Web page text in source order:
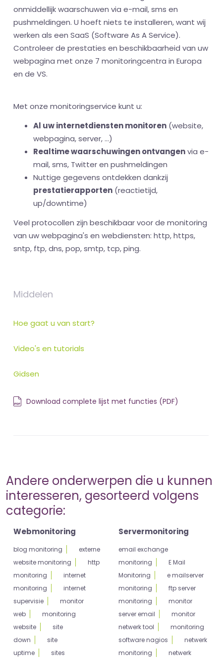
onmiddellijk waarschuwen via e-mail, sms en
pushmeldingen. U hoeft niets te installeren, want wij
werken als een SaaS (Software As A Service).
Controleer de prestaties en beschikbaarheid van uw
webpagina met onze 7 monitoringcentra in Europa
en de VS.
Met onze monitoringservice kunt u:
Al uw internetdiensten monitoren (website,
webpagina, server, ...)
Realtime waarschuwingen ontvangenvia e-
mail, sms, Twitter en pushmeldingen
Nuttige gegevens ontdekken dankzij
prestatierapporten (reactietijd,
up/downtime)
Veel protocollen zijn beschikbaar voor de monitoring
van uw webpagina's en webdiensten: http, https,
sntp, ftp, dns, pop, smtp, tcp, ping.
Middelen
Hoe gaat u van start?
Video's en tutorials
Gidsen
Download complete lijst met functies (PDF)
Andere onderwerpen die u kunnen
interesseren, gesorteerd volgens
categorie:
Webmonitoring
blog monitoring
externe
website monitoring
http
monitoring
internet
monitoring
internet
supervisie
monitor
web
monitoring
website
site
down
site
uptime
sites
Servermonitoring
email exchange
monitoring
E Mail
Monitoring
e mailserver
monitoring
ftp server
monitoring
monitor
server email
monitor
netwerk tool
monitoring
software nagios
netwerk
monitoring
netwerk